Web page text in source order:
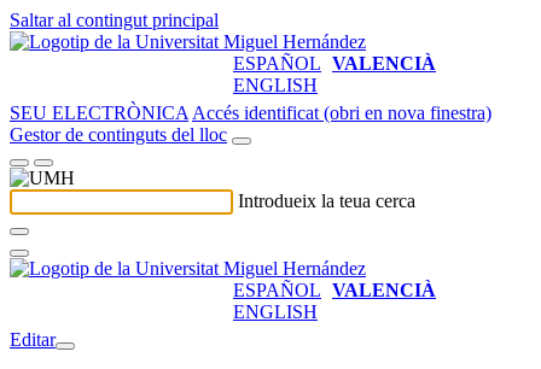
Saltar al contingut principal
ESPAÑOL VALENCIÀ
ENGLISH
SEU ELECTRÒNICA Accés identificat (obri en nova finestra)
Gestor de continguts del lloc
Introdueix la teua cerca
ESPAÑOL VALENCIÀ
ENGLISH
Editar